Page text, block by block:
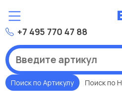
+7 495 770 47 88
Поиск по Артикулу Поиск по